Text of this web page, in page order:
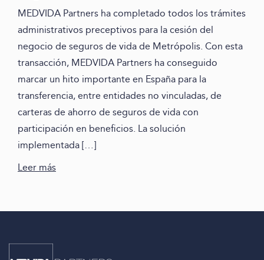
MEDVIDA Partners ha completado todos los trámites
administrativos preceptivos para la cesión del
negocio de seguros de vida de Metrópolis. Con esta
transacción, MEDVIDA Partners ha conseguido
marcar un hito importante en España para la
transferencia, entre entidades no vinculadas, de
carteras de ahorro de seguros de vida con
participación en beneficios. La solución
implementada […]
Leer más